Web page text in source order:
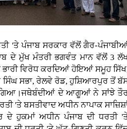
'ਤੇ ਪੰਜਾਬ ਸਰਕਾਰ ਵੱਲੋਂ ਗੈਰ-
ਦੇ ਮੁੱਖ ਮੰਤਰੀ ਭਗਵੰਤ ਮਾਨ ਵੱਲੋਂ 3
ਭਾਰੀ ਵਿਰੋਧ ਕਰਦਿਆਂ ਹੋਇਆਂ ਸਮੂਹ
ਸਭਾ, ਰੇਲਵੇ ਰੋਡ, ਹੁਸ਼ਿਆਰਪੁਰ ਤੋਂ
ਗਿਆ।ਜਥੇਬੰਦੀਆਂ ਦੇ ਆਗੂਆਂ ਨੇ ਸਾਂਝੇ
'ਤੇ ਬਸਤੀਵਾਦ ਅਧੀਨ ਨਾਪਾਕ
ਹੁਕਮਾਂ ਅਧੀਨ ਪੰਜਾਬ ਦੀ ਧਰਤੀ